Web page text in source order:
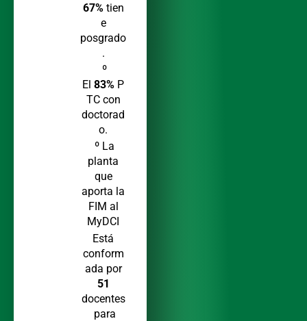
67%tien
e
posgrado
.
º
El 83% P
TC con
doctorad
o.
º La
planta
que
aporta la
FIM al
MyDCI
Está
conform
ada por
51
docentes
para